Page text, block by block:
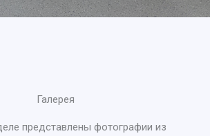
Галерея
представлены фотографии из